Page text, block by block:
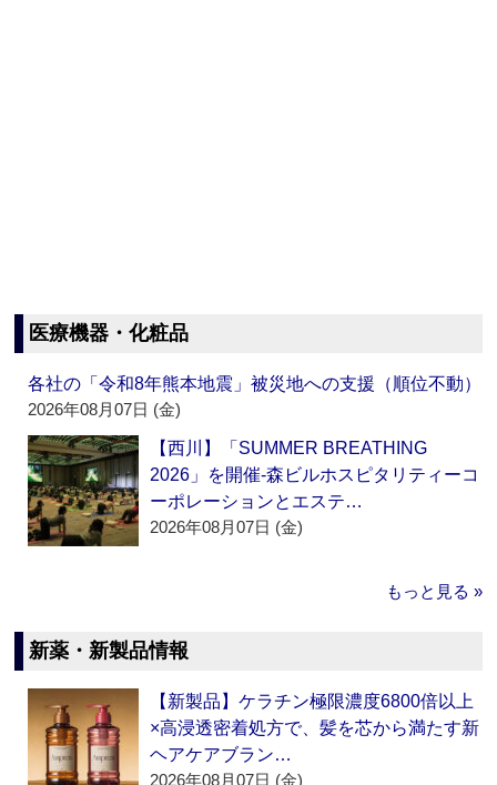
医療機器・化粧品
各社の「令和8年熊本地震」被災地への支援（順位不動）
2026年08月07日 (金)
【西川】「SUMMER BREATHING
2026」を開催‐森ビルホスピタリティーコ
ーポレーションとエステ…
2026年08月07日 (金)
もっと見る »
新薬・新製品情報
【新製品】ケラチン極限濃度6800倍以上
×高浸透密着処方で、髪を芯から満たす新
ヘアケアブラン…
2026年08月07日 (金)